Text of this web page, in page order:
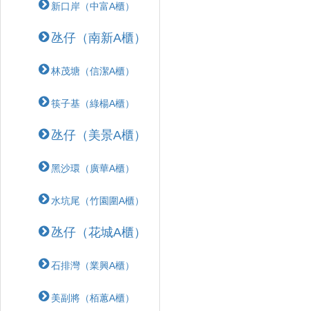
新口岸（中富A櫃）
氹仔（南新A櫃）
林茂塘（信潔A櫃）
筷子基（綠楊A櫃）
氹仔（美景A櫃）
黑沙環（廣華A櫃）
水坑尾（竹園圍A櫃）
氹仔（花城A櫃）
石排灣（業興A櫃）
美副將（栢蕙A櫃）